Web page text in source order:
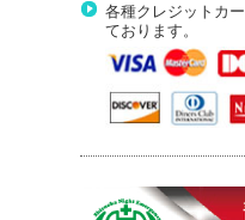
各種クレジットカ
ております。